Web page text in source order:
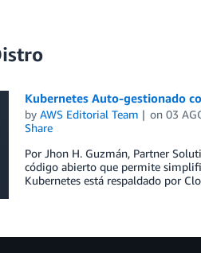
Kubernetes Auto-gestionado
by AWS Editorial Team on03
Share
Por Jhon H. Guzmán, Partner
código abierto que permite
Kubernetes está respaldado por